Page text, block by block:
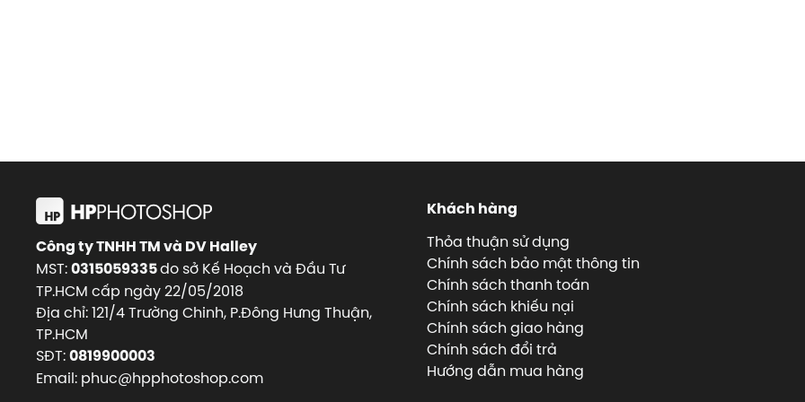
Công ty TNHH TM và DV Halley
MST:0315059335do sở Kế Hoạch và Đầu Tư
TP.HCM cấp ngày 22/05/2018
Địa chỉ: 121/4 Trường Chinh, P.Đông Hưng Thuận,
TP.HCM
SĐT:0819900003
Email: phuc@hpphotoshop.com
Khách hàng
Thỏa thuận sử dụng
Chính sách bảo mật thông tin
Chính sách thanh toán
Chính sách khiếu nại
Chính sách giao hàng
Chính sách đổi trả
Hướng dẫn mua hàng